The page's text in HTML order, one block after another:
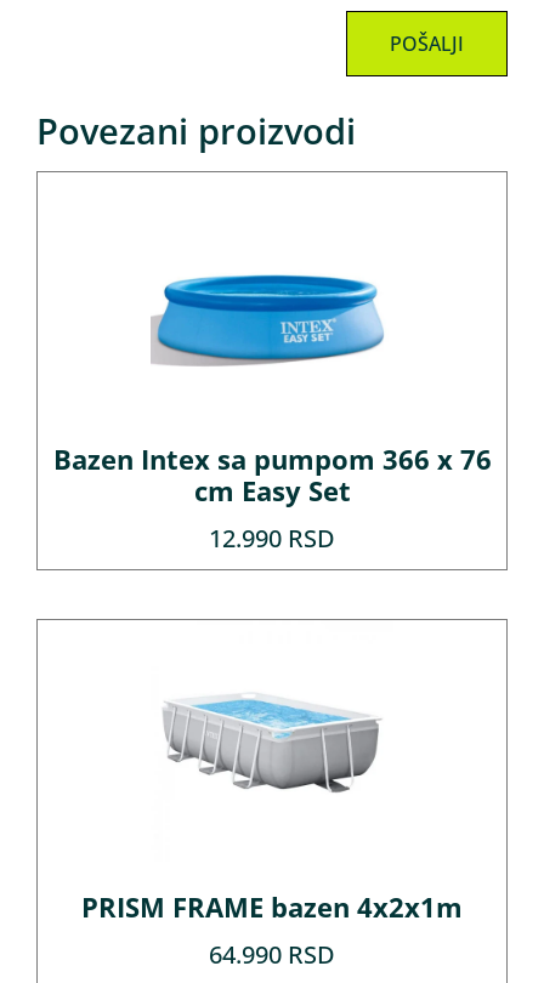
Povezani proizvodi
Bazen Intex sa pumpom 366 x 76
cm Easy Set
12.990 RSD
PRISM FRAME bazen 4x2x1m
64.990 RSD